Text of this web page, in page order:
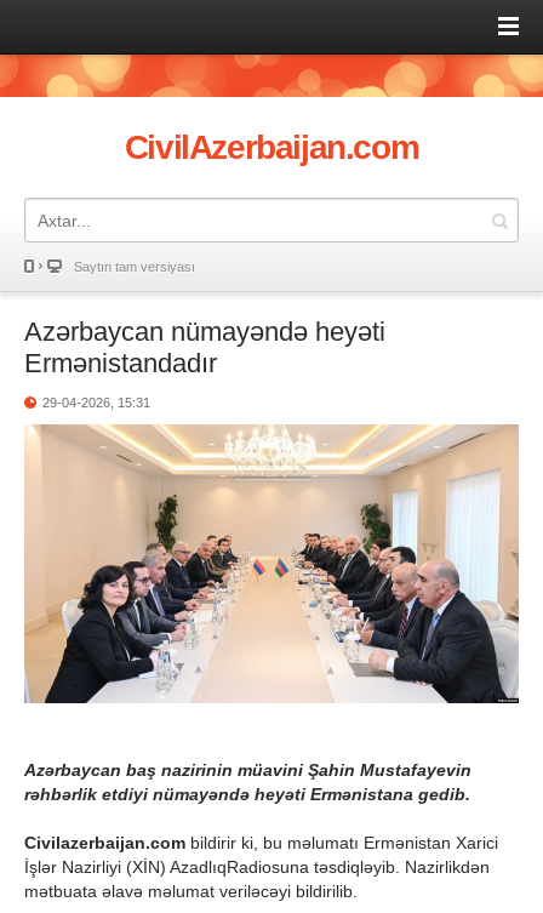
CivilAzerbaijan.com
Saytın tam versiyası
Azərbaycan nümayəndə heyəti
Ermənistandadır
29-04-2026, 15:31
Azərbaycan baş nazirinin müavini Şahin Mustafayevin
rəhbərlik etdiyi nümayəndə heyəti Ermənistana gedib.
Civilazerbaijan.com bildirir ki, bu məlumatı Ermənistan Xarici
İşlər Nazirliyi (XİN) AzadlıqRadiosuna təsdiqləyib. Nazirlikdən
mətbuata əlavə məlumat veriləcəyi bildirilib.